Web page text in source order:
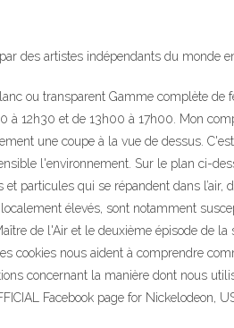
des artistes indépendants du monde
ou transparent Gamme complète de
à 12h30 et de 13h00 à 17h00. Mon
une coupe à la vue de dessus.
l'environnement. Sur le plan ci-
particules qui se répandent dans l’air,
élevés, sont notamment
de l'Air et le deuxième épisode de la
cookies nous aident à comprendre
concernant la manière dont nous
Facebook page for Nickelodeon,